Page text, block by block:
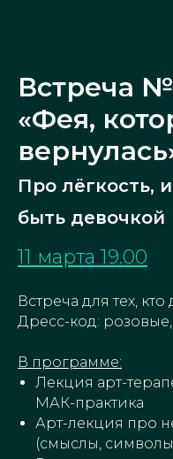
Встреча
«Фея,
Про лёгкость,
быть девочкой
11 марта 19.00
Встреча для тех,
Дресс-код:
В программе:
Лекция арт-
МАК-практика
Арт-лекция про
(смыслы,